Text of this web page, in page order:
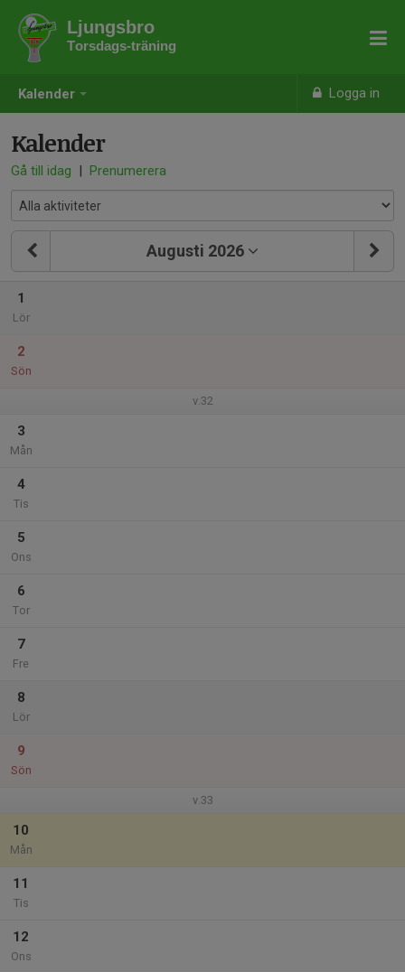
Kalender Logga in
Ljungsbro
Torsdags-träning
Kalender
Gå till idag | Prenumerera
Augusti 2026
1
Lör
2
Sön
v.32
3
Mån
4
Tis
5
Ons
6
Tor
7
Fre
8
Lör
9
Sön
v.33
10
Mån
11
Tis
12
Ons